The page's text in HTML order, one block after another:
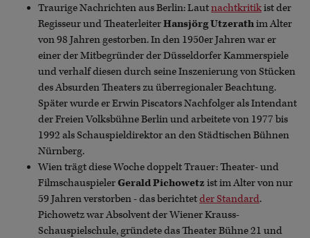
Traurige Nachrichten aus Berlin: Lautnachtkritikist der
Regisseur und TheaterleiterHansjörg Utzerathim Alter
von 98 Jahren gestorben. In den 1950er Jahren war er
einer der Mitbegründer der Düsseldorfer Kammerspiele
und verhalf diesen durch seine Inszenierung von Stücken
des Absurden Theaters zu überregionaler Beachtung.
Später wurde er Erwin Piscators Nachfolger als Intendant
der Freien Volksbühne Berlin und arbeitete von 1977 bis
1992 als Schauspieldirektor an den Städtischen Bühnen
Nürnberg.
Wien trägt diese Woche doppelt Trauer: Theater- und
FilmschauspielerGerald Pichowetz ist im Alter von nur
59 Jahren verstorben - das berichtetder Standard.
Pichowetz war Absolvent der Wiener Krauss-
Schauspielschule, gründete das Theater Bühne 21 und